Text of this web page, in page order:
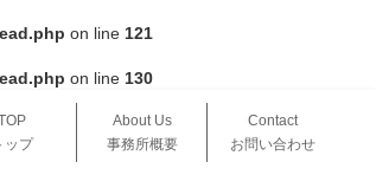
on line 121
on line 130
ップ
About Us
事務所概要
Contact
お問い合わせ